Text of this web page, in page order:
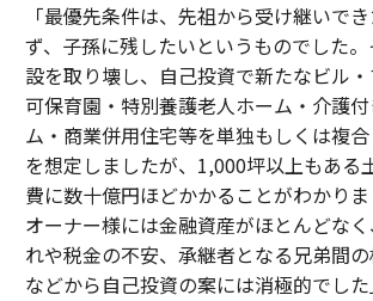
「最優先条件は、先祖から受け継いで
ず、子孫に残したいというものでした
設を取り壊し、自己投資で新たなビル
可保育園・特別養護老人ホーム・介護
ム・商業併用住宅等を単独もしくは複
を想定しましたが、1,000坪以上もある
費に数十億円ほどかかることがわかりま
オーナー様には金融資産がほとんどな
れや税金の不安、承継者となる兄弟間
などから自己投資の案には消極的でした